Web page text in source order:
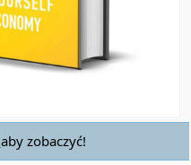
aby zobaczyć!